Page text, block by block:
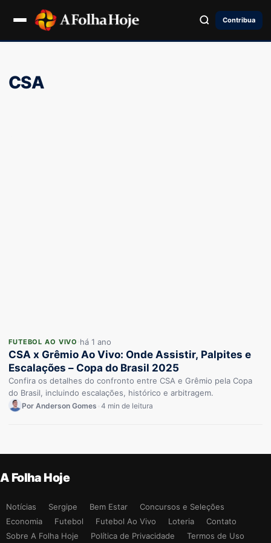
Contribua
CSA
FUTEBOL AO VIVO há 1 ano
CSA x Grêmio Ao Vivo: Onde Assistir, Palpites e
Escalações – Copa do Brasil 2025
Confira os detalhes do confronto entre CSA e Grêmio pela Copa
do Brasil, incluindo escalações, histórico e arbitragem.
Por Anderson Gomes 4 min de leitura
A Folha Hoje
Notícias Sergipe Bem Estar
Concursos e Seleções
Economia
Futebol Futebol Ao Vivo Loteria
Contato
Sobre A Folha Hoje
Política de Privacidade Termos de Uso